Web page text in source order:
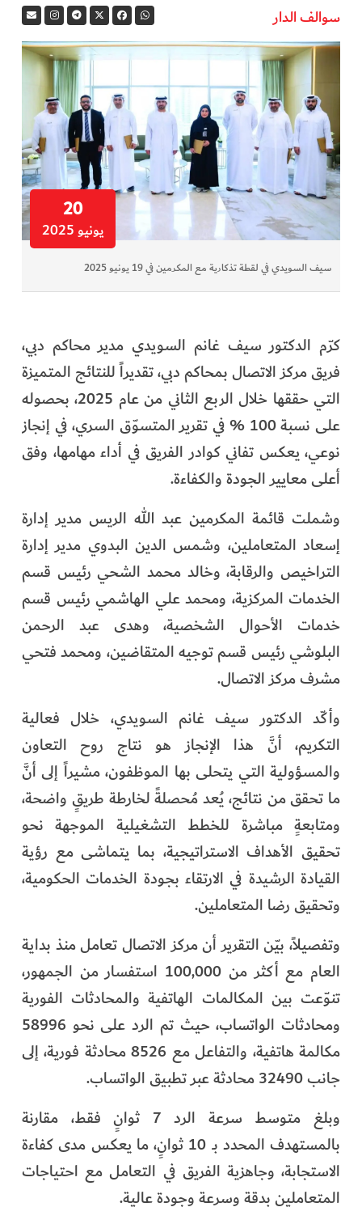
في المرمى
وثائقيات الخور
فن وثقافة
كوكب دبي
تقارير الخور
فيديو
الفرجان
تكنولوجيا
من العالم
الأكثر قراءة
سوالف الدار
20
يونيو 2025
سيف السويدي في لقطة تذكارية مع المكرمين في 19 يونيو 2025
كرّم الدكتور سيف غانم السويدي مدير محاكم دبي،
فريق مركز الاتصال بمحاكم دبي، تقديراً للنتائج المتميزة
التي حققها خلال الربع الثاني من عام 2025، بحصوله
على نسبة 100 % في تقرير المتسوّق السري، في إنجاز
نوعي، يعكس تفاني كوادر الفريق في أداء مهامها، وفق
أعلى معايير الجودة والكفاءة.
وشملت قائمة المكرمين عبد الله الريس مدير إدارة
إسعاد المتعاملين، وشمس الدين البدوي مدير إدارة
التراخيص والرقابة، وخالد محمد الشحي رئيس قسم
الخدمات المركزية، ومحمد علي الهاشمي رئيس قسم
خدمات الأحوال الشخصية، وهدى عبد الرحمن
البلوشي رئيس قسم توجيه المتقاضين، ومحمد فتحي
مشرف مركز الاتصال.
وأكّد الدكتور سيف غانم السويدي، خلال فعالية
التكريم، أنَّ هذا الإنجاز هو نتاج روح التعاون
والمسؤولية التي يتحلى بها الموظفون، مشيراً إلى أنَّ
ما تحقق من نتائج، يُعد مُحصلةً لخارطة طريقٍ واضحة،
ومتابعةٍ مباشرة للخطط التشغيلية الموجهة نحو
تحقيق الأهداف الاستراتيجية، بما يتماشى مع رؤية
القيادة الرشيدة في الارتقاء بجودة الخدمات الحكومية،
وتحقيق رضا المتعاملين.
وتفصيلاً، بيّن التقرير أن مركز الاتصال تعامل منذ بداية
العام مع أكثر من 100,000 استفسار من الجمهور،
تنوّعت بين المكالمات الهاتفية والمحادثات الفورية
ومحادثات الواتساب، حيث تم الرد على نحو 58996
مكالمة هاتفية، والتفاعل مع 8526 محادثة فورية، إلى
جانب 32490 محادثة عبر تطبيق الواتساب.
وبلغ متوسط سرعة الرد 7 ثوانٍ فقط، مقارنة
بالمستهدف المحدد بـ 10 ثوانٍ، ما يعكس مدى كفاءة
الاستجابة، وجاهزية الفريق في التعامل مع احتياجات
المتعاملين بدقة وسرعة وجودة عالية.